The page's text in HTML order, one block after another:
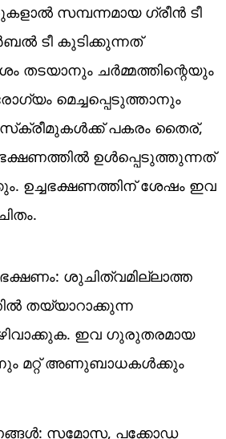
സമ്പന്നമായ ഗ്രീൻ ടീ
ടീ കുടിക്കുന്നത്
തടയാനും ചർമ്മത്തിന്റെയും
മെച്ചപ്പെടുത്താനും
പകരം തൈര്,
ഉൾപ്പെടുത്തുന്നത്
ഉച്ചഭക്ഷണത്തിന് ശേഷം ഇവ
ശുചിത്വമില്ലാത്ത
തയ്യാറാക്കുന്ന
ഇവ ഗുരുതരമായ
മറ്റ് അണുബാധകൾക്കും
സമോസ, പക്കോഡ